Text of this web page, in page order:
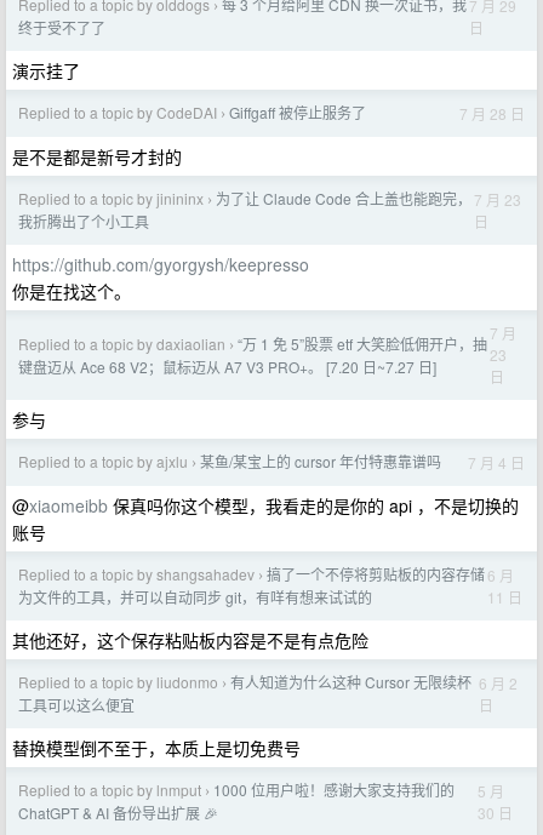
Replied to a topic by olddogs › 每 3 个月给阿里 CDN 换一次证书，我
终于受不了了
7 月 29
日
演示挂了
Replied to a topic by CodeDAI › Giffgaff 被停止服务了 7 月 28 日
是不是都是新号才封的
Replied to a topic by jinininx › 为了让 Claude Code 合上盖也能跑完，
我折腾出了个小工具
7 月 23
日
https://github.com/gyorgysh/keepresso
你是在找这个。
Replied to a topic by daxiaolian › “万 1 免 5”股票 etf 大笑脸低佣开户，抽
键盘迈从 Ace 68 V2；鼠标迈从 A7 V3 PRO+。 [7.20 日~7.27 日]
7 月
23
日
参与
Replied to a topic by ajxlu › 某鱼/某宝上的 cursor 年付特惠靠谱吗 7 月 4 日
@xiaomeibb 保真吗你这个模型，我看走的是你的 api ，不是切换的
账号
Replied to a topic by shangsahadev › 搞了一个不停将剪贴板的内容存储
为文件的工具，并可以自动同步 git，有咩有想来试试的
6 月
11 日
其他还好，这个保存粘贴板内容是不是有点危险
Replied to a topic by liudonmo › 有人知道为什么这种 Cursor 无限续杯
工具可以这么便宜
6 月 2
日
替换模型倒不至于，本质上是切免费号
Replied to a topic by lnmput › 1000 位用户啦！感谢大家支持我们的
ChatGPT & AI 备份导出扩展 🎉
5 月
30 日